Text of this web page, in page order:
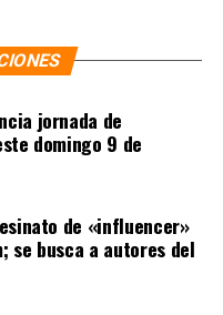
FOX AMLO
CALDERÓN
CORRUPTA
PEÑANIETO
avances en
respetarse
dice Sheinbaum a
jornada de
domingo 9 de
de «influencer»
se busca a autores del